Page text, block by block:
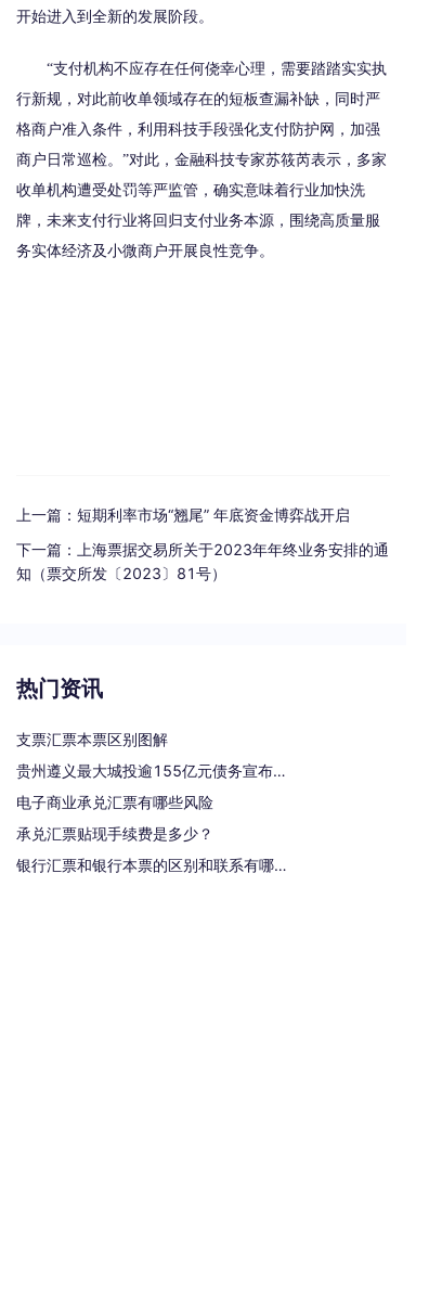
开始进入到全新的发展阶段。
“支付机构不应存在任何侥幸心理，需要踏踏实实执
行新规，对此前收单领域存在的短板查漏补缺，同时严
格商户准入条件，利用科技手段强化支付防护网，加强
商户日常巡检。”对此，金融科技专家苏筱芮表示，多家
收单机构遭受处罚等严监管，确实意味着行业加快洗
牌，未来支付行业将回归支付业务本源，围绕高质量服
务实体经济及小微商户开展良性竞争。
上一篇： 短期利率市场“翘尾” 年底资金博弈战开启
下一篇：
上海票据交易所关于2023年年终业务安排的通
知（票交所发〔2023〕81号）
热门资讯
支票汇票本票区别图解
贵州遵义最大城投逾155亿元债务宣布重组
电子商业承兑汇票有哪些风险
承兑汇票贴现手续费是多少？
银行汇票和银行本票的区别和联系有哪些（一文读懂支票、本票和汇票的区别）